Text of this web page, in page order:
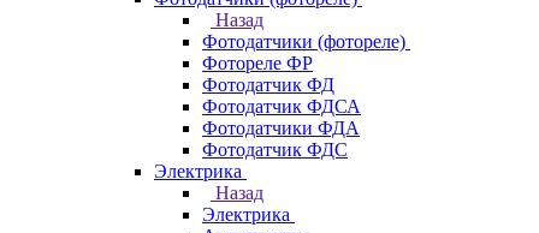
Назад
Фотодатчики (фотореле)
Фотореле ФР
Фотодатчик ФД
Фотодатчик ФДСА
Фотодатчики ФДА
Фотодатчик ФДС
Электрика
Назад
Электрика